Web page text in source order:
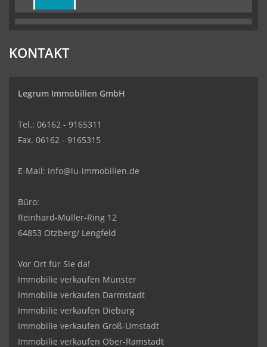
KONTAKT
Legrum Immobilien GmbH
Tel.: 06162 - 9165311
Fax. 06162 - 9165315
E-Mail: info@lu-immobilien.de
Büro:
Reinhard-Müller-Ring 12
64853 Otzberg/ Lengfeld
Vor Ort für Sie da!
Immobilie verkaufen Münster
Immobilie verkaufen Darmstadt
Immobilie verkaufen Dieburg
Immobilie verkaufen Groß-Umstadt
Immobilie verkaufen Ober-Ramstadt